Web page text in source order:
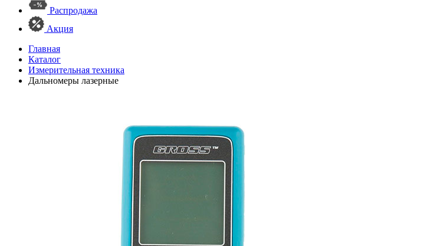
Распродажа
Акция
Главная
Каталог
Измерительная техника
Дальномеры лазерные